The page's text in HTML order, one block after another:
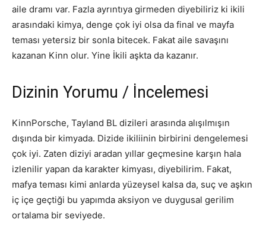
aile dramı var. Fazla ayrıntıya girmeden diyebiliriz ki ikili
arasındaki kimya, denge çok iyi olsa da final ve mayfa
teması yetersiz bir sonla bitecek. Fakat aile savaşını
kazanan Kinn olur. Yine İkili aşkta da kazanır.
Dizinin Yorumu / İncelemesi
KinnPorsche, Tayland BL dizileri arasında alışılmışın
dışında bir kimyada. Dizide ikiliinin birbirini dengelemesi
çok iyi. Zaten diziyi aradan yıllar geçmesine karşın hala
izlenilir yapan da karakter kimyası, diyebilirim. Fakat,
mafya teması kimi anlarda yüzeysel kalsa da, suç ve aşkın
iç içe geçtiği bu yapımda aksiyon ve duygusal gerilim
ortalama bir seviyede.